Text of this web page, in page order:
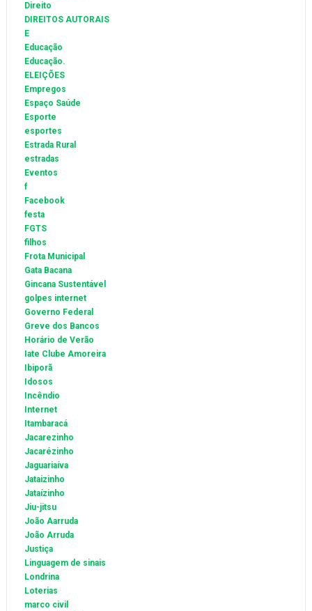
Direito
DIREITOS AUTORAIS
E
Educação
Educação.
ELEIÇÕES
Empregos
Espaço Saúde
Esporte
esportes
Estrada Rural
estradas
Eventos
f
Facebook
festa
FGTS
filhos
Frota Municipal
Gata Bacana
Gincana Sustentável
golpes internet
Governo Federal
Greve dos Bancos
Horário de Verão
Iate Clube Amoreira
Ibiporã
Idosos
Incêndio
Internet
Itambaracá
Jacarezinho
Jacarézinho
Jaguariaíva
Jataizinho
Jataízinho
Jiu-jitsu
João Aarruda
João Arruda
Justiça
Linguagem de sinais
Londrina
Loterias
marco civil